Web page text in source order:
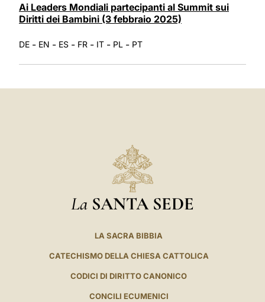
Ai Leaders Mondiali partecipanti al Summit sui
Diritti dei Bambini (3 febbraio 2025)
DE - EN - ES - FR - IT - PL - PT
La SANTA SEDE
LA SACRA BIBBIA
CATECHISMO DELLA CHIESA CATTOLICA
CODICI DI DIRITTO CANONICO
CONCILI ECUMENICI